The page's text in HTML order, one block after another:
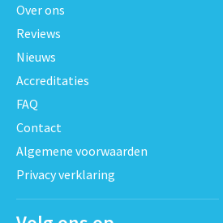
Over ons
Reviews
Nieuws
Accreditaties
FAQ
Contact
Algemene voorwaarden
Privacy verklaring